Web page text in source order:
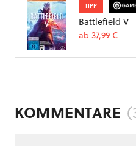
TIPP
Battlefield V
ab 37,99 €
KOMMENTARE